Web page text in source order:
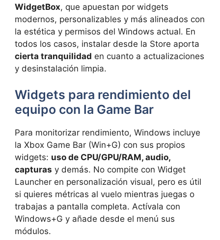
WidgetBox, que apuestan por widgets
modernos, personalizables y más alineados con
la estética y permisos del Windows actual. En
todos los casos, instalar desde la Store aporta
cierta tranquilidad en cuanto a actualizaciones
y desinstalación limpia.
Widgets para rendimiento del
equipo con la Game Bar
Para monitorizar rendimiento, Windows incluye
la Xbox Game Bar (Win+G) con sus propios
widgets: uso de CPU/GPU/RAM, audio,
capturas y demás. No compite con Widget
Launcher en personalización visual, pero es útil
si quieres métricas al vuelo mientras juegas o
trabajas a pantalla completa. Actívala con
Windows+G y añade desde el menú sus
módulos.